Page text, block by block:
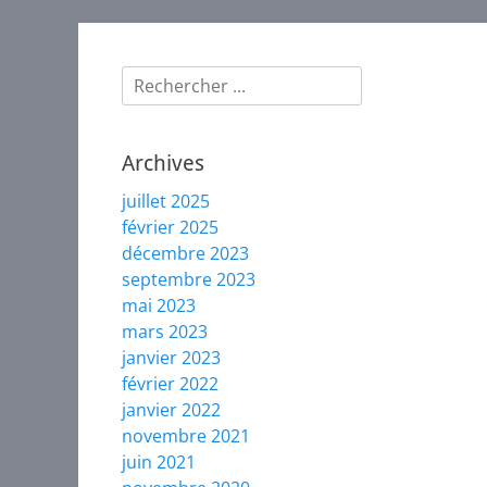
Rechercher :
Archives
juillet 2025
février 2025
décembre 2023
septembre 2023
mai 2023
mars 2023
janvier 2023
février 2022
janvier 2022
novembre 2021
juin 2021